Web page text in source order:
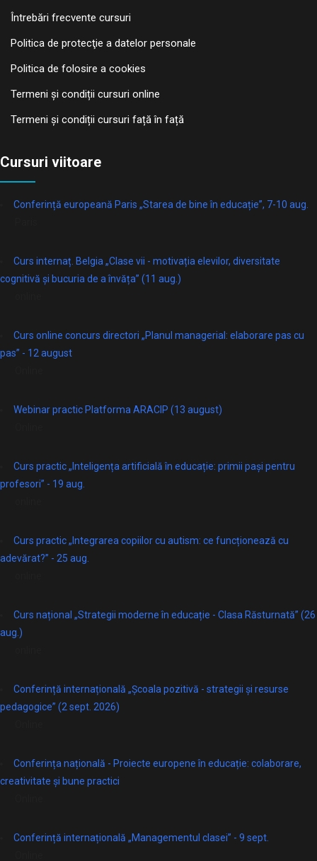
Întrebări frecvente cursuri
Politica de protecţie a datelor personale
Politica de folosire a cookies
Termeni și condiții cursuri online
Termeni și condiții cursuri față în față
Cursuri viitoare
Conferință europeană Paris „Starea de bine în educație”, 7-10 aug.
Curs internaț. Belgia „Clase vii - motivația elevilor, diversitate
cognitivă și bucuria de a învăța” (11 aug.)
Curs online concurs directori „Planul managerial: elaborare pas cu
pas” - 12 august
Webinar practic Platforma ARACIP (13 august)
Curs practic „Inteligența artificială în educație: primii pași pentru
profesori” - 19 aug.
Curs practic „Integrarea copiilor cu autism: ce funcționează cu
adevărat?” - 25 aug.
Curs național „Strategii moderne în educație - Clasa Răsturnată” (26
aug.)
Conferință internațională „Școala pozitivă - strategii și resurse
pedagogice” (2 sept. 2026)
Conferința națională - Proiecte europene în educație: colaborare,
creativitate și bune practici
Conferință internațională „Managementul clasei” - 9 sept.